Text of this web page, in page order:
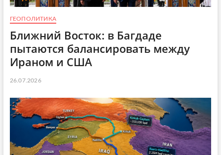
ГЕОПОЛИТИКА
Ближний Восток: в Багдаде
пытаются балансировать между
Ираном и США
26.07.2026